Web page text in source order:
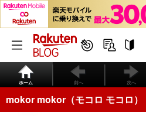
ホーム 前へ 次へ
mokor mokor（モコロ モコロ）